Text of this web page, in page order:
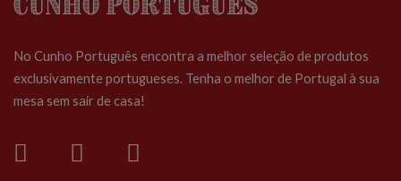
No Cunho Português encontra a melhor seleção de produtos
exclusivamente portugueses. Tenha o melhor de Portugal à sua
mesa sem sair de casa!